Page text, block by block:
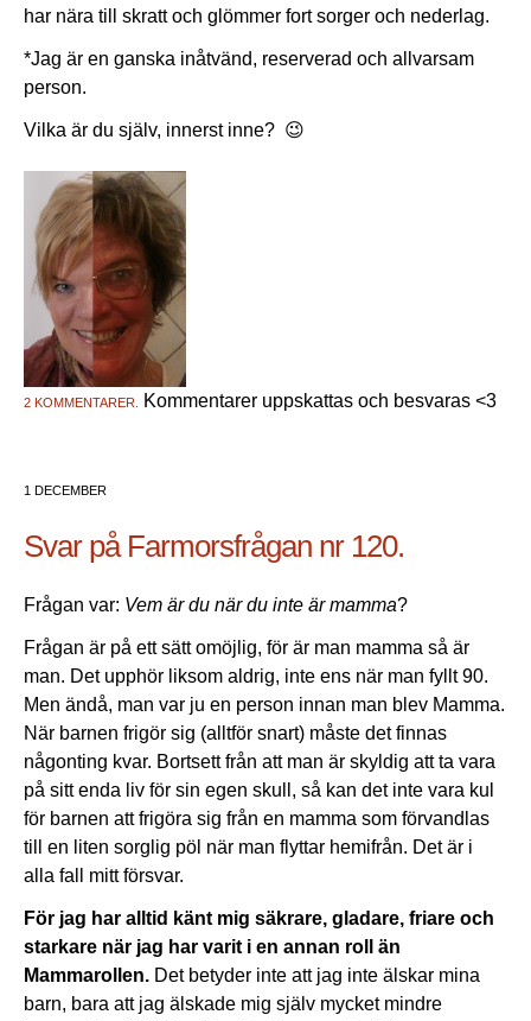
har nära till skratt och glömmer fort sorger och nederlag.
*Jag är en ganska inåtvänd, reserverad och allvarsam
person.
Vilka är du själv, innerst inne? 😉
2 KOMMENTARER. Kommentarer uppskattas och besvaras <3
1 DECEMBER
Svar på Farmorsfrågan nr 120.
Frågan var: Vem är du när du inte är mamma?
Frågan är på ett sätt omöjlig, för är man mamma så är
man. Det upphör liksom aldrig, inte ens när man fyllt 90.
Men ändå, man var ju en person innan man blev Mamma.
När barnen frigör sig (alltför snart) måste det finnas
någonting kvar. Bortsett från att man är skyldig att ta vara
på sitt enda liv för sin egen skull, så kan det inte vara kul
för barnen att frigöra sig från en mamma som förvandlas
till en liten sorglig pöl när man flyttar hemifrån. Det är i
alla fall mitt försvar.
För jag har alltid känt mig säkrare, gladare, friare och
starkare när jag har varit i en annan roll än
Mammarollen. Det betyder inte att jag inte älskar mina
barn, bara att jag älskade mig själv mycket mindre